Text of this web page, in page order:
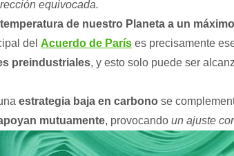
equivocada.
de nuestro Planeta a un
del Acuerdo de París es precisamente
preindustriales, y esto solo puede ser
estrategia baja en carbono se
mutuamente, provocando un ajuste